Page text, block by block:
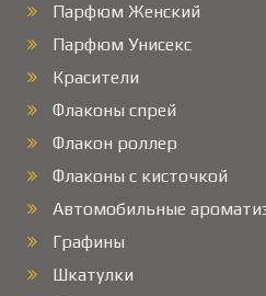
Парфюм Женский
Парфюм Унисекс
Красители
Флаконы спрей
Флакон роллер
Флаконы с кисточкой
Автомобильные
Графины
Шкатулки